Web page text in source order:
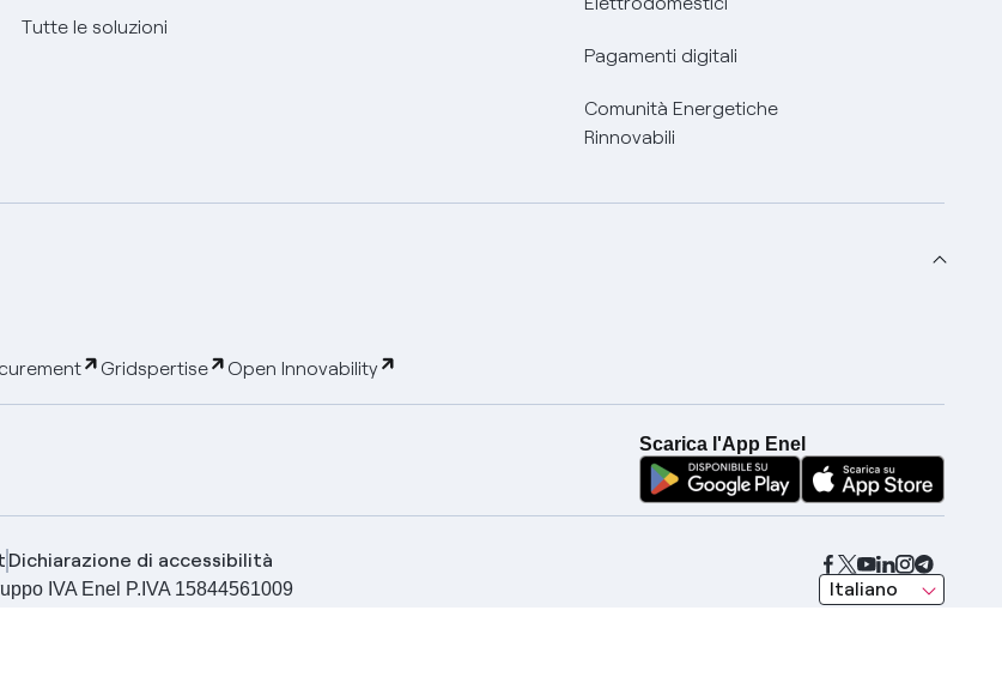
Tutte le soluzioni
Pagamenti digitali
Comunità Energetiche
Rinnovabili
Gridspertise Open Innovability
Scarica l'App Enel
Italiano
seleziona una
Dichiarazione di accessibilità
IVA Enel P.IVA 15844561009